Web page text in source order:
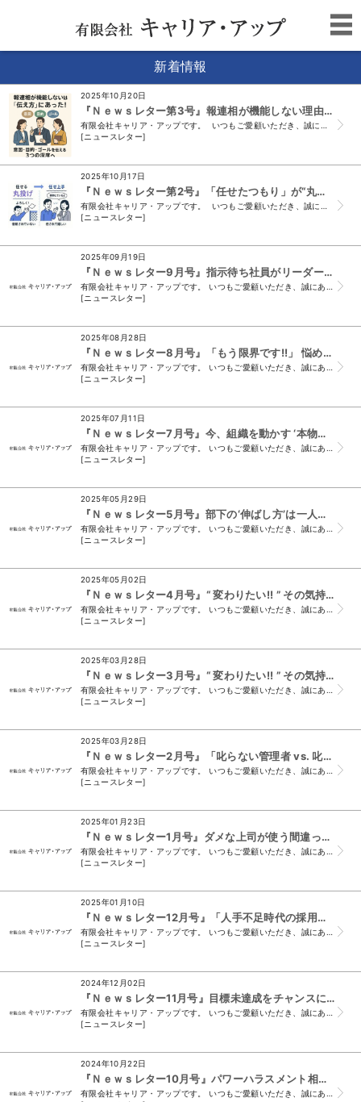
新着情報
2025年10月20日
『Ｎｅｗｓレター第3号』報連相が機能しない理由は“伝え方”にあった！ ―意図・目的・ゴール、そして「3つの深度」へ
[ニュースレター]
2025年10月17日
『Ｎｅｗｓレター第2号』「任せたつもり」が“丸投げ上司”に見られているかも!?
[ニュースレター]
2025年09月19日
『Ｎｅｗｓレター9月号』指示待ち社員がリーダーに変わる瞬間
[ニュースレター]
2025年08月28日
『Ｎｅｗｓレター8月号』「もう限界です!!」 悩めるリーダーが学びで変わり 部下がついてきた感動実話
[ニュースレター]
2025年07月11日
『Ｎｅｗｓレター7月号』今、組織を動かす ‘本物のリーダー’を育てる時!!
[ニュースレター]
2025年05月29日
『Ｎｅｗｓレター5月号』部下の‘伸ばし方’は一人ひとり違う!!
[ニュースレター]
2025年05月02日
『Ｎｅｗｓレター4月号』“ 変わりたい!! ” その気持ちが、リーダーを育てる!!
[ニュースレター]
2025年03月28日
『Ｎｅｗｓレター3月号』“ 変わりたい!! ” その気持ちが、リーダーを育てる!!
[ニュースレター]
2025年03月28日
『Ｎｅｗｓレター2月号』「叱らない管理者 vs. 叱りすぎる管理者」 …組織を壊すのはどちらか？
[ニュースレター]
2025年01月23日
『Ｎｅｗｓレター1月号』ダメな上司が使う間違った指示だし・依頼の仕方
[ニュースレター]
2025年01月10日
『Ｎｅｗｓレター12月号』「人手不足時代の採用戦略： 面接で見抜く“本当の戦力”とは？」
[ニュースレター]
2024年12月02日
『Ｎｅｗｓレター11月号』目標未達成をチャンスに変える！リーダーが知るべき5つの行動
[ニュースレター]
2024年10月22日
『Ｎｅｗｓレター10月号』パワーハラスメント相談窓口の導入で安心な職場づくり